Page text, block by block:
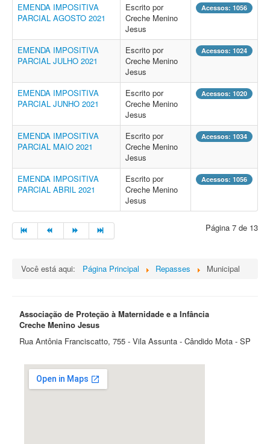
EMENDA IMPOSITIVA
PARCIAL AGOSTO 2021
Escrito por
Creche Menino
Jesus
Acessos: 1056
EMENDA IMPOSITIVA
PARCIAL JULHO 2021
Escrito por
Creche Menino
Jesus
Acessos: 1024
EMENDA IMPOSITIVA
PARCIAL JUNHO 2021
Escrito por
Creche Menino
Jesus
Acessos: 1020
EMENDA IMPOSITIVA
PARCIAL MAIO 2021
Escrito por
Creche Menino
Jesus
Acessos: 1034
EMENDA IMPOSITIVA
PARCIAL ABRIL 2021
Escrito por
Creche Menino
Jesus
Acessos: 1056
Página 7 de 13
Você está aqui: Página Principal Repasses Municipal
Associação de Proteção à Maternidade e a Infância
Creche Menino Jesus
Rua Antônia Franciscatto, 755 - Vila Assunta - Cândido Mota - SP